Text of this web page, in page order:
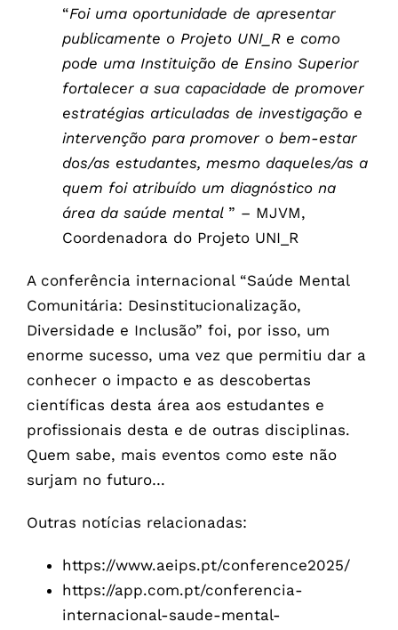
“Foi uma oportunidade de apresentar
publicamente o Projeto UNI_R e como
pode uma Instituição de Ensino Superior
fortalecer a sua capacidade de promover
estratégias articuladas de investigação e
intervenção para promover o bem-estar
dos/as estudantes, mesmo daqueles/as a
quem foi atribuído um diagnóstico na
área da saúde mental ” – MJVM,
Coordenadora do Projeto UNI_R
A conferência internacional “Saúde Mental
Comunitária: Desinstitucionalização,
Diversidade e Inclusão” foi, por isso, um
enorme sucesso, uma vez que permitiu dar a
conhecer o impacto e as descobertas
científicas desta área aos estudantes e
profissionais desta e de outras disciplinas.
Quem sabe, mais eventos como este não
surjam no futuro…
Outras notícias relacionadas:
https://www.aeips.pt/conference2025/
https://app.com.pt/conferencia-
internacional-saude-mental-